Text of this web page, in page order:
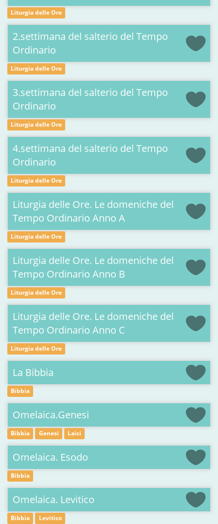
Liturgia delle Ore
2.settimana del salterio del Tempo
Ordinario
Liturgia delle Ore
3.settimana del salterio del Tempo
Ordinario
Liturgia delle Ore
4.settimana del salterio del Tempo
Ordinario
Liturgia delle Ore
Liturgia delle Ore. Le domeniche del
Tempo Ordinario Anno A
Liturgia delle Ore
Liturgia delle Ore. Le domeniche del
Tempo Ordinario Anno B
Liturgia delle Ore
Liturgia delle Ore. Le domeniche del
Tempo Ordinario Anno C
Liturgia delle Ore
La Bibbia
Bibbia
Omelaica.Genesi
Bibbia Genesi Laici
Omelaica. Esodo
Bibbia
Omelaica. Levitico
Bibbia Levitico